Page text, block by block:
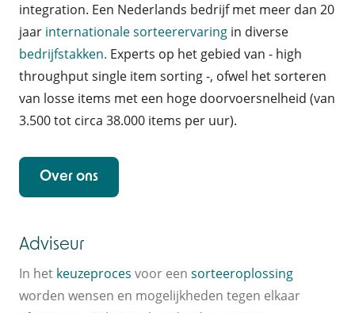
integration. Een Nederlands bedrijf met meer dan 20
jaar internationale sorteerervaring in diverse
bedrijfstakken. Experts op het gebied van - high
throughput single item sorting -, ofwel het sorteren
van losse items met een hoge doorvoersnelheid (van
3.500 tot circa 38.000 items per uur).
Over ons
Adviseur
In het keuzeproces voor een sorteeroplossing
worden wensen en mogelijkheden tegen elkaar